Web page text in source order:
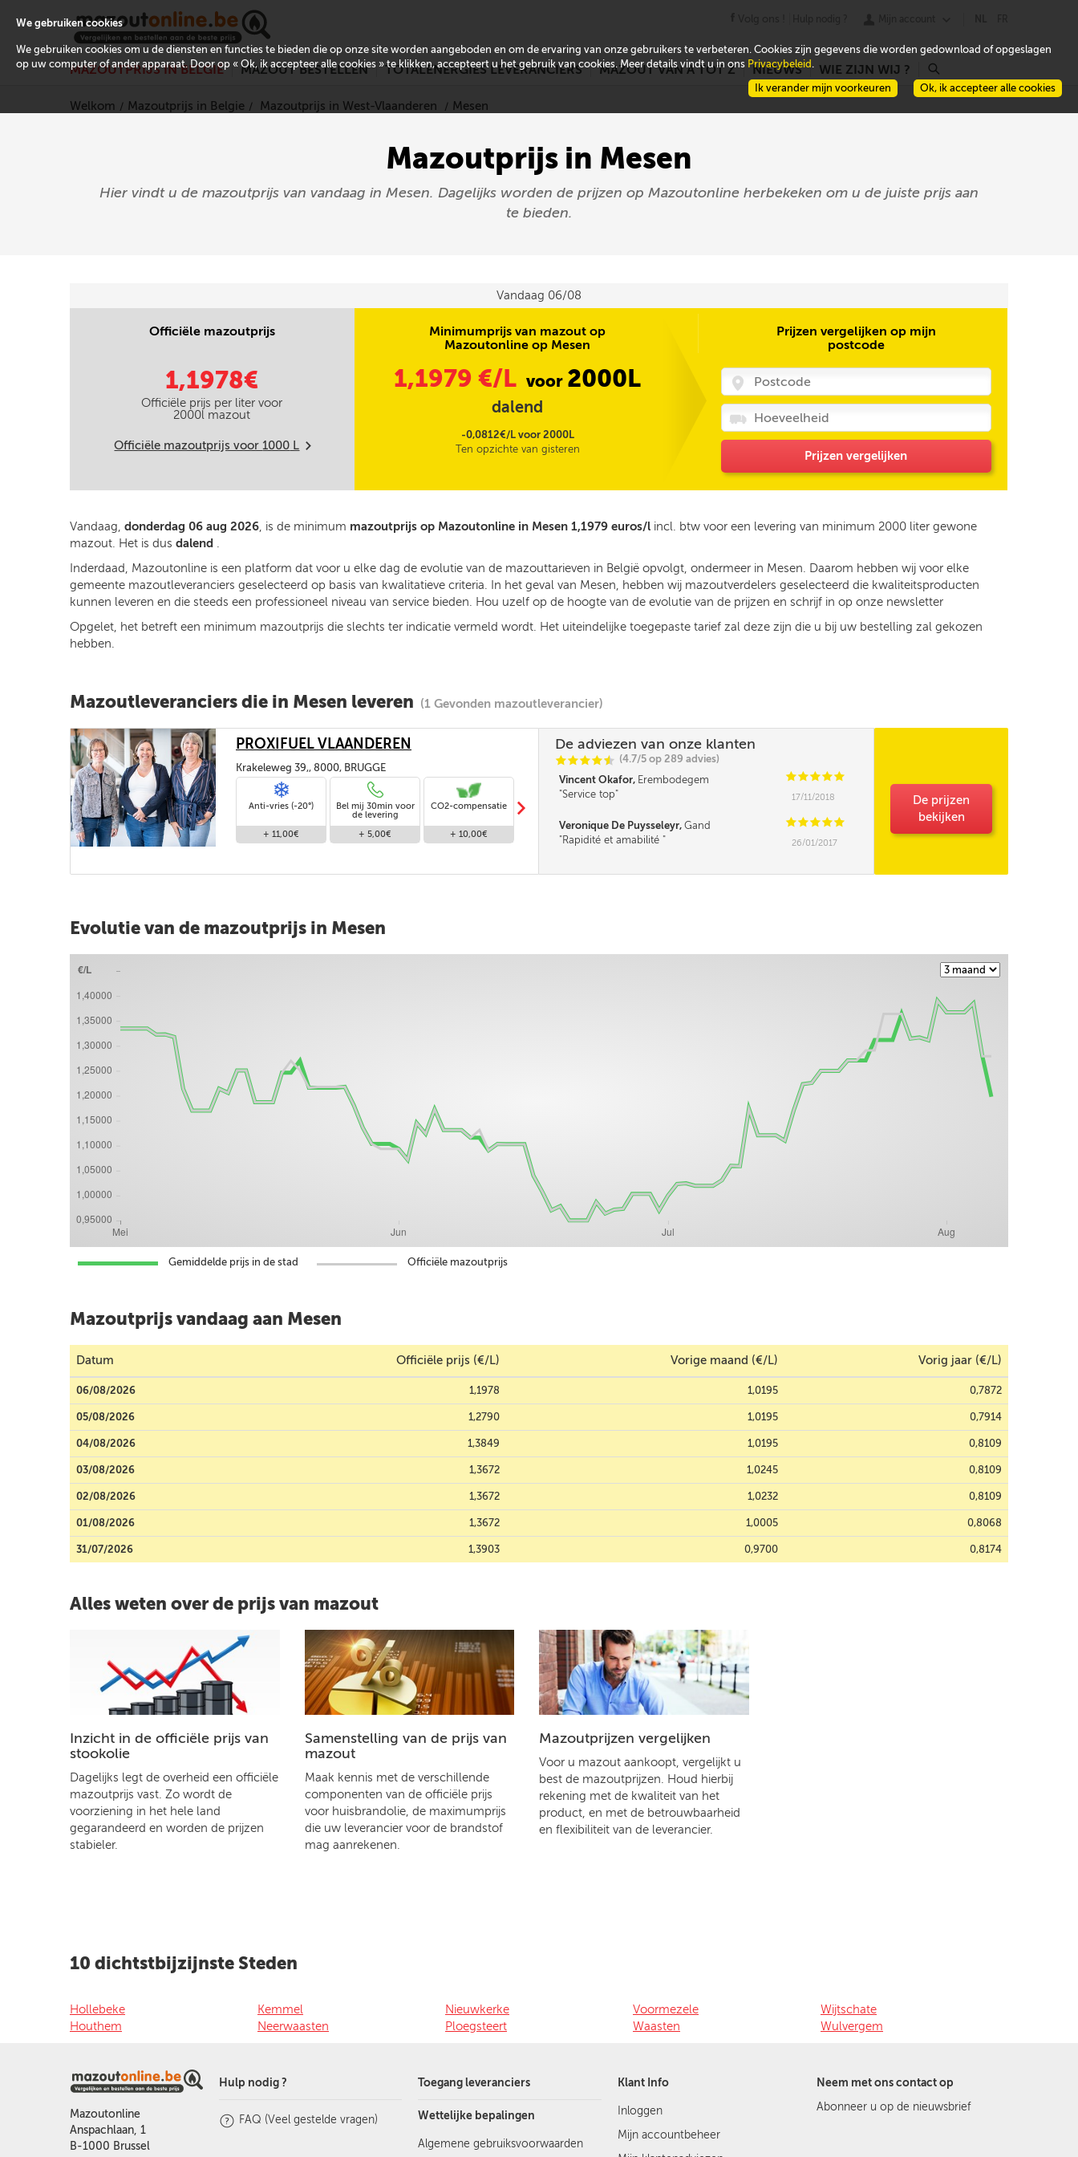
MAZOUTPRIJS IN BELGIË MAZOUT BESTELLEN TOTALENERGIES LEVERANCIERS MAZOUT VAN A TOT Z NIEUWS WIE ZIJN WIJ ? r
Welkom Mazoutprijs in Belgie Mazoutprijs in West-Vlaanderen Mesen
Mazoutprijs in Mesen
Hier vindt u de mazoutprijs van vandaag in Mesen. Dagelijks worden de prijzen op Mazoutonline herbekeken om u de juiste prijs aan
te bieden.
Vandaag 06/08
Officiële mazoutprijs
1,1978€
Officiële prijs per liter voor
2000l mazout
Officiële mazoutprijs voor1000 L m
Minimumprijs van mazout op
Mazoutonline op Mesen
1,1979 €/L voor 2000L
dalend
-0,0812€/L voor 2000L
Ten opzichte van gisteren
Prijzen vergelijken op mijn
postcode
Prijzen vergelijken
Vandaag, donderdag 06 aug 2026, is de minimum mazoutprijs op Mazoutonline in Mesen 1,1979 euros/l incl. btw voor een levering van minimum 2000 liter gewone
mazout. Het is dus dalend .
Inderdaad, Mazoutonline is een platform dat voor u elke dag de evolutie van de mazouttarieven in België opvolgt, ondermeer in Mesen. Daarom hebben wij voor elke
gemeente mazoutleveranciers geselecteerd op basis van kwalitatieve criteria. In het geval van Mesen, hebben wij mazoutverdelers geselecteerd die kwaliteitsproducten
kunnen leveren en die steeds een professioneel niveau van service bieden. Hou uzelf op de hoogte van de evolutie van de prijzen en schrijf in op onze newsletter
Opgelet, het betreft een minimum mazoutprijs die slechts ter indicatie vermeld wordt. Het uiteindelijke toegepaste tarief zal deze zijn die u bij uw bestelling zal gekozen
hebben.
Mazoutleveranciers die in Mesen leveren (1 Gevonden mazoutleverancier)
PROXIFUEL VLAANDEREN
Krakeleweg 39,, 8000, BRUGGE
Anti-vries (-20°)
+ 11,00€
Bel mij 30min voor
de levering
+ 5,00€
CO2-compensatie
+ 10,00€
Standaard levering
Gratis
m
De adviezen van onze klanten
CCCCi
@ (4.7/5 op 289 advies)
Vincent Okafor, Erembodegem CCCCC
Service top
17/11/2018
Veronique De Puysseleyr, Gand CCCCC
Rapidité et amabilité
26/01/2017
De prijzen
bekijken
Evolutie van de mazoutprijs in Mesen
Gemiddelde prijs in de stad Officiële mazoutprijs
Mazoutprijs vandaag aan Mesen
Datum Officiële prijs (€/L) Vorige maand (€/L) Vorig jaar (€/L)
06/08/2026 1,1978 1,0195 0,7872
05/08/2026 1,2790 1,0195 0,7914
04/08/2026 1,3849 1,0195 0,8109
03/08/2026 1,3672 1,0245 0,8109
02/08/2026 1,3672 1,0232 0,8109
01/08/2026 1,3672 1,0005 0,8068
31/07/2026 1,3903 0,9700 0,8174
Alles weten over de prijs van mazout
Inzicht in de officiële prijs van
stookolie
Dagelijks legt de overheid een officiële
mazoutprijs vast. Zo wordt de
voorziening in het hele land
gegarandeerd en worden de prijzen
stabieler.
Samenstelling van de prijs van
mazout
Maak kennis met de verschillende
componenten van de officiële prijs
voor huisbrandolie, de maximumprijs
die uw leverancier voor de brandstof
mag aanrekenen.
Mazoutprijzen vergelijken
Voor u mazout aankoopt, vergelijkt u
best de mazoutprijzen. Houd hierbij
rekening met de kwaliteit van het
product, en met de betrouwbaarheid
en flexibiliteit van de leverancier.
10 dichtstbijzijnste Steden
Hollebeke
Houthem
Kemmel
Neerwaasten
Nieuwkerke
Ploegsteert
Voormezele
Waasten
Wijtschate
Wulvergem
Mazoutonline
Anspachlaan, 1
B-1000 Brussel
Hulp nodig ?
FAQ (Veel gestelde vragen)
Toegang leveranciers
Wettelijke bepalingen
Algemene gebruiksvoorwaarden
Klant Info
Inloggen
Mijn accountbeheer
Neem met ons contact op
Abonneer u op de nieuwsbrief
We gebruiken cookies
We gebruiken cookies om u de diensten en functies te bieden die op onze site worden aangeboden en om de ervaring van onze gebruikers te verbeteren. Cookies zijn gegevens die worden gedownload of opgeslagen
op uw computer of ander apparaat. Door op « Ok, ik accepteer alle cookies » te klikken, accepteert u het gebruik van cookies. Meer details vindt u in ons Privacybeleid .
Ok, ik accepteer alle cookies
Ik verander mijn voorkeuren